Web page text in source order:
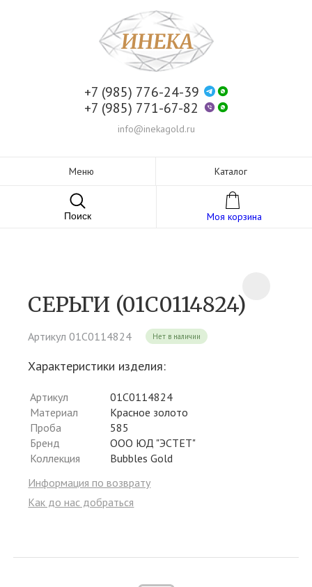
+7 (985) 776-24-39
+7 (985) 771-67-82
info@inekagold.ru
Меню Каталог
Поиск Моя корзина
СЕРЬГИ (01С0114824)
Артикул 01С0114824 Нет в наличии
Характеристики изделия:
Артикул
01С0114824
Материал
Красное золото
Проба
585
Бренд
ООО ЮД "ЭСТЕТ"
Коллекция
Bubbles Gold
Информация по возврату
Как до нас добраться